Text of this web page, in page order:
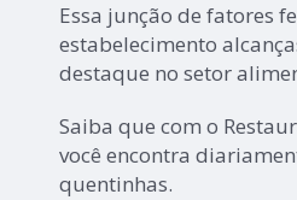
Essa junção de fatores
estabelecimento
destaque no setor
Saiba que com o
você encontra
quentinhas.